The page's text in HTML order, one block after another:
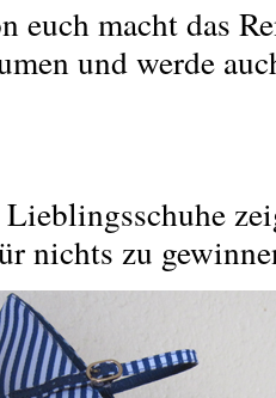
euch macht das
und werde
Lieblingsschuhe
nichts zu